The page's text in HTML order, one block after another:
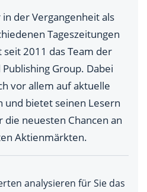
der Vergangenheit als
Tageszeitungen
2011 das Team der
Group. Dabei
vor allem auf aktuelle
und bietet seinen Lesern
neuesten Chancen an
Aktienmärkten.
analysieren für Sie das